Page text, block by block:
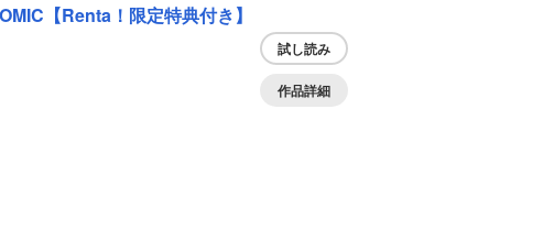
【Renta！限定特典付き】
試し読み
作品詳細